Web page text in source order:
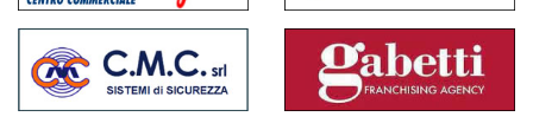
Contenuti
del
sito